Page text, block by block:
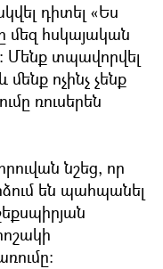
դիտել «Ես
մեզ հսկայական
Մենք տպավորվել
ոչինչ չենք
ռուսերեն
նշեց, որ
են պահպանել